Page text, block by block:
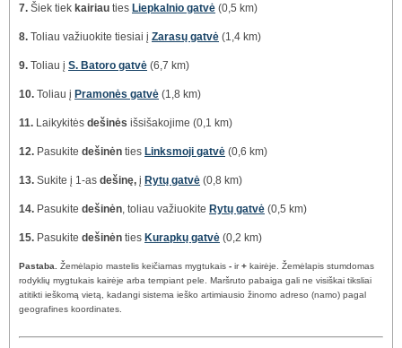
7. Šiek tiek kairiau ties Liepkalnio gatvė (0,5 km)
8. Toliau važiuokite tiesiai į Zarasų gatvė (1,4 km)
9. Toliau į S. Batoro gatvė (6,7 km)
10. Toliau į Pramonės gatvė (1,8 km)
11. Laikykitės dešinės išsišakojime (0,1 km)
12. Pasukite dešinėn ties Linksmoji gatvė (0,6 km)
13. Sukite į 1-as dešinę, į Rytų gatvė (0,8 km)
14. Pasukite dešinėn, toliau važiuokite Rytų gatvė (0,5 km)
15. Pasukite dešinėn ties Kurapkų gatvė (0,2 km)
Pastaba. Žemėlapio mastelis keičiamas mygtukais - ir+ kairėje. Žemėlapis stumdomas
rodyklių mygtukais kairėje arba tempiant pele. Maršruto pabaiga gali ne visiškai tiksliai
atitikti ieškomą vietą, kadangi sistema ieško artimiausio žinomo adreso (namo) pagal
geografines koordinates.